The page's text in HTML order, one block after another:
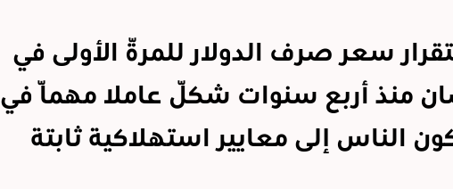
سعر صرف الدولار للمرّة الأولى في
منذ أربع سنوات شكّل عاملا مهمّا في
الناس إلى معايير استهلاكية ثابتة